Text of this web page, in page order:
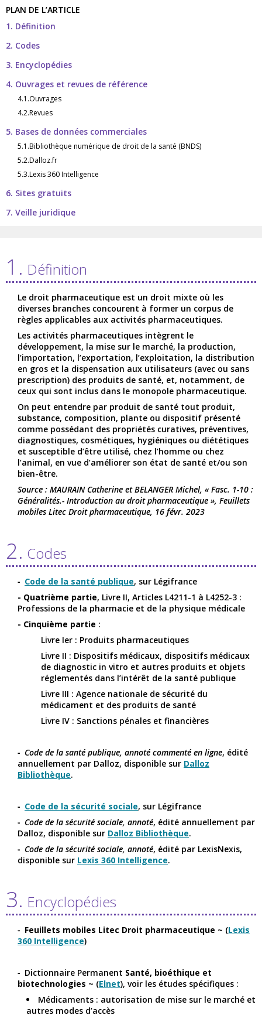
PLAN DE L’ARTICLE
1. Définition
2. Codes
3. Encyclopédies
4. Ouvrages et revues de référence
4.1.Ouvrages
4.2.Revues
5. Bases de données commerciales
5.1.Bibliothèque numérique de droit de la santé (BNDS)
5.2.Dalloz.fr
5.3.Lexis 360 Intelligence
6. Sites gratuits
7. Veille juridique
1. Définition
Le droit pharmaceutique est un droit mixte où les
diverses branches concourent à former un corpus de
règles applicables aux activités pharmaceutiques.
Les activités pharmaceutiques intègrent le
développement, la mise sur le marché, la production,
l’importation, l’exportation, l’exploitation, la distribution
en gros et la dispensation aux utilisateurs (avec ou sans
prescription) des produits de santé, et, notamment, de
ceux qui sont inclus dans le monopole pharmaceutique.
On peut entendre par produit de santé tout produit,
substance, composition, plante ou dispositif présenté
comme possédant des propriétés curatives, préventives,
diagnostiques, cosmétiques, hygiéniques ou diététiques
et susceptible d’être utilisé, chez l’homme ou chez
l’animal, en vue d’améliorer son état de santé et/ou son
bien-être.
Source : MAURAIN Catherine et BELANGER Michel, « Fasc. 1-10 :
Généralités.- Introduction au droit pharmaceutique », Feuillets
mobiles Litec Droit pharmaceutique, 16 févr. 2023
2. Codes
Code de la santé publique, sur Légifrance
- Quatrième partie, Livre II, Articles L4211-1 à L4252-3 :
Professions de la pharmacie et de la physique médicale
- Cinquième partie :
Livre Ier : Produits pharmaceutiques
Livre II : Dispositifs médicaux, dispositifs médicaux
de diagnostic in vitro et autres produits et objets
réglementés dans l’intérêt de la santé publique
Livre III : Agence nationale de sécurité du
médicament et des produits de santé
Livre IV : Sanctions pénales et financières
Code de la santé publique, annoté commenté en ligne, édité
annuellement par Dalloz, disponible sur Dalloz
Bibliothèque.
Code de la sécurité sociale, sur Légifrance
Code de la sécurité sociale, annoté, édité annuellement par
Dalloz, disponible sur Dalloz Bibliothèque.
Code de la sécurité sociale, annoté, édité par LexisNexis,
disponible sur Lexis 360 Intelligence.
3. Encyclopédies
Feuillets mobiles Litec Droit pharmaceutique ~ (Lexis
360 Intelligence)
Dictionnaire Permanent Santé, bioéthique et
biotechnologies ~ (Elnet), voir les études spécifiques :
Médicaments : autorisation de mise sur le marché et
autres modes d’accès